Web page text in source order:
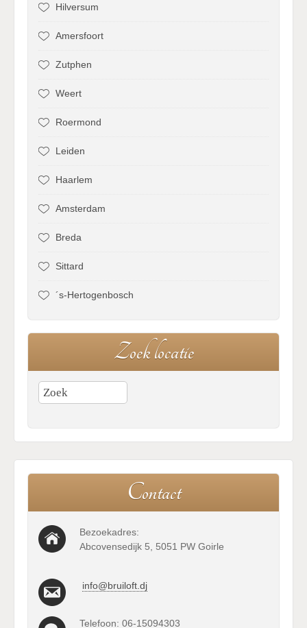
Hilversum
Amersfoort
Zutphen
Weert
Roermond
Leiden
Haarlem
Amsterdam
Breda
Sittard
´s-Hertogenbosch
Zoeklocatie
Contact
Bezoekadres:
Abcovensedijk 5, 5051 PW Goirle
info@bruiloft.dj
Telefoon: 06-15094303